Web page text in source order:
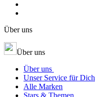
Über uns
Über uns
Über uns
Unser Service für Dich
Alle Marken
Stars & Themen